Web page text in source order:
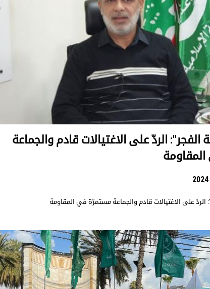
الفجر": الردّ على الاغتيالات قادم والجماعة
الردّ على الاغتيالات قادم والجماعة مستمرّة في المقاومة